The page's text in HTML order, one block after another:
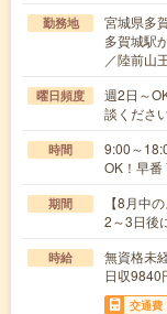
勤務地
宮城県多
多賀城駅
／陸前山
曜日頻度
週2日～
談くださ
時間
9:00～
OK！早
期間
【8月中
2～3日後
時給
無資格未
日収9840
交通費